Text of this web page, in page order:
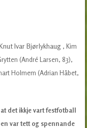
Ivar Bjørlykhaug , Kim
(André Larsen, 83),
Holmem (Adrian Håbet,
det ikkje vart festfotball
var tett og spennande